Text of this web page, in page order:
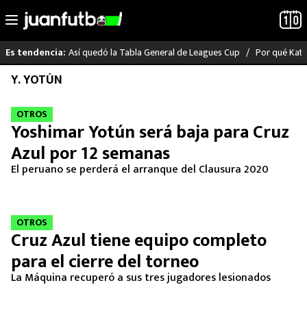
Saltar
contenido
Es tendencia: Así quedó la Tabla General de Leagues Cup Por qué
LO ÚLTIMO
LIGA MX
RAYADOS
ATLANTE
SELECCIÓN MEXICANA
FUTBOL INTERNACIONAL
Y. YOTÚN
OTROS
Yoshimar Yotún será baja para Cruz
Azul por 12 semanas
El peruano se perderá el arranque del Clausura 2020
OTROS
Cruz Azul tiene equipo completo
para el cierre del torneo
La Máquina recuperó a sus tres jugadores lesionados